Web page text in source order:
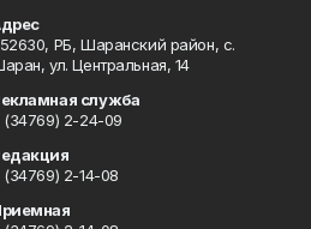
РБ, Шаранский район, с.
ул. Центральная, 14
служба
(34769) 2-24-09
(34769) 2-14-08